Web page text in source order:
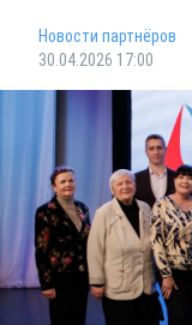
Новости партнёров
30.04.2026 17:00